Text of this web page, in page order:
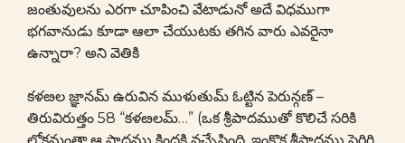
జంతువులను ఎరగా చూపించి వేటాడునో అదే విధముగా
భగవానుడు కూడా ఆలా చేయుటకు తగిన వారు ఎవరైనా
ఉన్నారా? అని వెతికి
కళఴల జ్ఞానమ్ ఉరువిన ముళుతుమ్ ఓట్టిన పెరున్గణ్ –
తిరువిరుత్తం 58 “కళఴలమ్…” (ఒక శ్రీపాదముతో కొలిచే సరికి